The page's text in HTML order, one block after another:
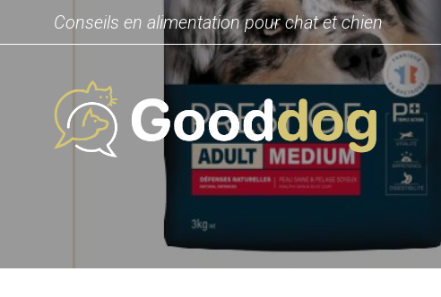
Conseils en alimentation pour chat et chien